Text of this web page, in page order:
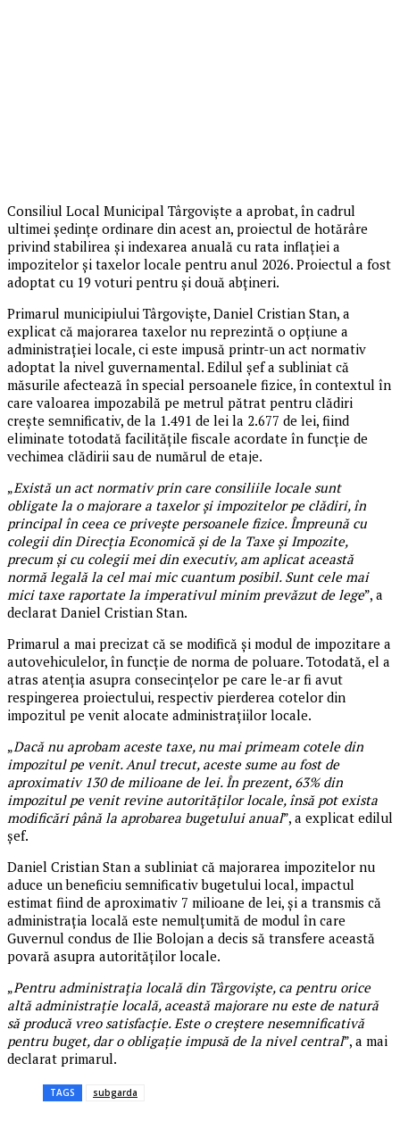
Consiliul Local Municipal Târgoviște a aprobat, în cadrul
ultimei ședințe ordinare din acest an, proiectul de hotărâre
privind stabilirea și indexarea anuală cu rata inflației a
impozitelor și taxelor locale pentru anul 2026. Proiectul a fost
adoptat cu 19 voturi pentru și două abțineri.
Primarul municipiului Târgoviște, Daniel Cristian Stan, a
explicat că majorarea taxelor nu reprezintă o opțiune a
administrației locale, ci este impusă printr-un act normativ
adoptat la nivel guvernamental. Edilul șef a subliniat că
măsurile afectează în special persoanele fizice, în contextul în
care valoarea impozabilă pe metrul pătrat pentru clădiri
crește semnificativ, de la 1.491 de lei la 2.677 de lei, fiind
eliminate totodată facilitățile fiscale acordate în funcție de
vechimea clădirii sau de numărul de etaje.
„Există un act normativ prin care consiliile locale sunt
obligate la o majorare a taxelor și impozitelor pe clădiri, în
principal în ceea ce privește persoanele fizice. Împreună cu
colegii din Direcția Economică și de la Taxe și Impozite,
precum și cu colegii mei din executiv, am aplicat această
normă legală la cel mai mic cuantum posibil. Sunt cele mai
mici taxe raportate la imperativul minim prevăzut de lege”, a
declarat Daniel Cristian Stan.
Primarul a mai precizat că se modifică și modul de impozitare a
autovehiculelor, în funcție de norma de poluare. Totodată, el a
atras atenția asupra consecințelor pe care le-ar fi avut
respingerea proiectului, respectiv pierderea cotelor din
impozitul pe venit alocate administrațiilor locale.
„Dacă nu aprobam aceste taxe, nu mai primeam cotele din
impozitul pe venit. Anul trecut, aceste sume au fost de
aproximativ 130 de milioane de lei. În prezent, 63% din
impozitul pe venit revine autorităților locale, însă pot exista
modificări până la aprobarea bugetului anual”, a explicat edilul
șef.
Daniel Cristian Stan a subliniat că majorarea impozitelor nu
aduce un beneficiu semnificativ bugetului local, impactul
estimat fiind de aproximativ 7 milioane de lei, și a transmis că
administrația locală este nemulțumită de modul în care
Guvernul condus de Ilie Bolojan a decis să transfere această
povară asupra autorităților locale.
„Pentru administrația locală din Târgoviște, ca pentru orice
altă administrație locală, această majorare nu este de natură
să producă vreo satisfacție. Este o creștere nesemnificativă
pentru buget, dar o obligație impusă de la nivel central”, a mai
declarat primarul.
TAGS subgarda